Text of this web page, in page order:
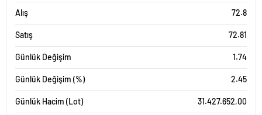
Alış 72.8
Satış 72.81
Günlük Değişim 1.74
Günlük Değişim (%) 2.45
Günlük Hacim (Lot) 31.427.652,00